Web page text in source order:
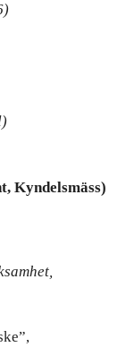
Kyndelsmäss)